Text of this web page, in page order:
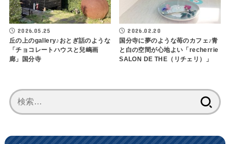
2026.05.25
丘の上のgallery♪おとぎ話のような
「チョコレートハウスと兒嶋画
廊」国分寺
2026.02.20
国分寺に夢のような苺のカフェ♪青
と白の空間が心地よい「recherrie
SALON DE THE（リチェリ）」
索: